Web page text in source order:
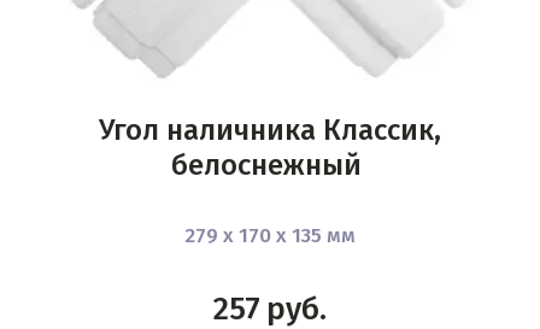
Угол наличника Классик,
белоснежный
279 х 170 х 135 мм
257 руб.